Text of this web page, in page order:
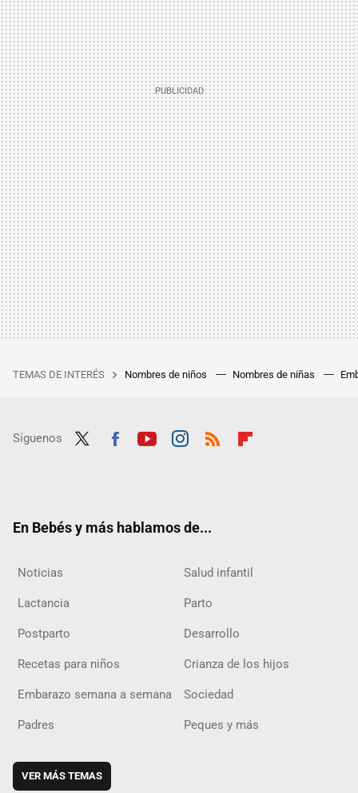
TEMAS DE INTERÉS Nombres de niños Nombres de niñas
Síguenos
En Bebés y más hablamos de...
Noticias Salud infantil
Lactancia Parto
Postparto Desarrollo
Recetas para niños Crianza de los hijos
Embarazo semana a semana Sociedad
Padres Peques y más
VER MÁS TEMAS